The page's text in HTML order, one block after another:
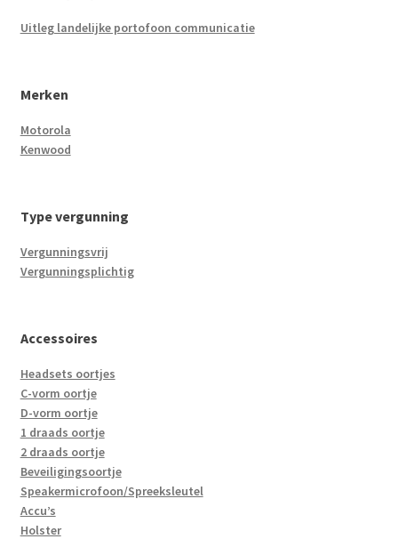
Uitleg landelijke portofoon communicatie
Merken
Motorola
Kenwood
Type vergunning
Vergunningsvrij
Vergunningsplichtig
Accessoires
Headsets oortjes
C-vorm oortje
D-vorm oortje
1 draads oortje
2 draads oortje
Beveiligingsoortje
Speakermicrofoon/Spreeksleutel
Accu’s
Holster